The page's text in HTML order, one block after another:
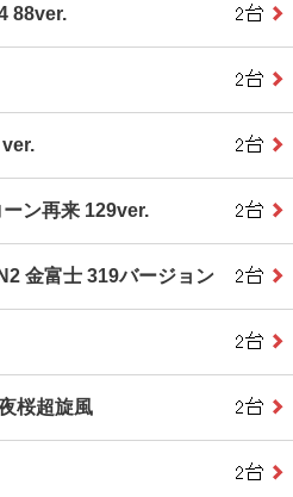
88ver.
ン再来 129ver.
金富士 319バージョン
桜超旋風